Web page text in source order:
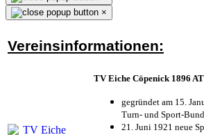
×
Vereinsinformationen:
TV Eiche Cöpenick 1896
gegründet am 15.
Turn- und Sport-
21. Juni 1921 neue